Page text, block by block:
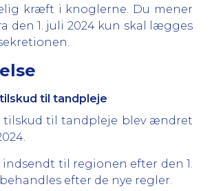
kræft i knoglerne. Du mener
den 1. juli 2024 kun skal lægges
til tandpleje
tilskud til tandpleje blev ændret
til regionen efter den 1.
efter de nye regler.